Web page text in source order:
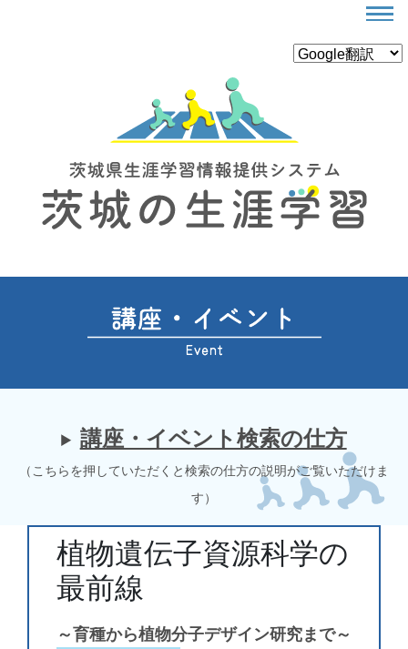
講座・イベント検索の仕方
（こちらを押していただくと検索の仕方の説明がご覧いただけま
す）
植物遺伝子資源科学の
最前線
～育種から植物分子デザイン研究まで～